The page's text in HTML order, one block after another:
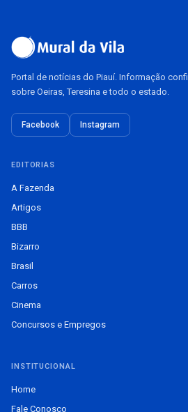
Portal de notícias do Piauí. Informação
sobre Oeiras, Teresina e todo o estado.
Facebook Instagram
EDITORIAS
A Fazenda
Artigos
BBB
Bizarro
Brasil
Carros
Cinema
Concursos e Empregos
INSTITUCIONAL
Home
Fale Conosco